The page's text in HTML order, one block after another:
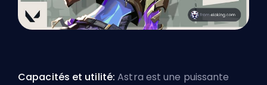
Capacités et utilité:Astra est une puissante